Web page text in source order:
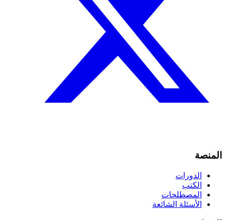
المنصة
الدورات
الكتب
المصطلحات
الأسئلة الشائعة